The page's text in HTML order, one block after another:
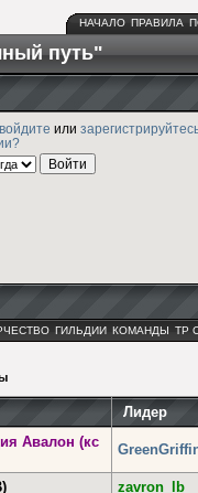
НАЧАЛО ПРАВИЛА
путь"
войдите или
ГИЛЬДИИ КОМАНДЫ ТР
Лидер
Авалон (кс
zavron_lb